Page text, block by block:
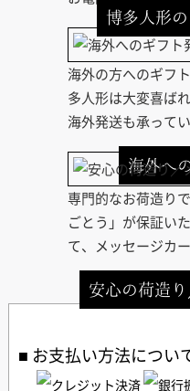
博多人形
海外へ
海外の方へのギフ
多人形は大変喜ばれ
海外発送も承ってい
安心の荷造
専門的なお荷造り
ごとう」が保証い
て、メッセージカ
お支払い方法につい